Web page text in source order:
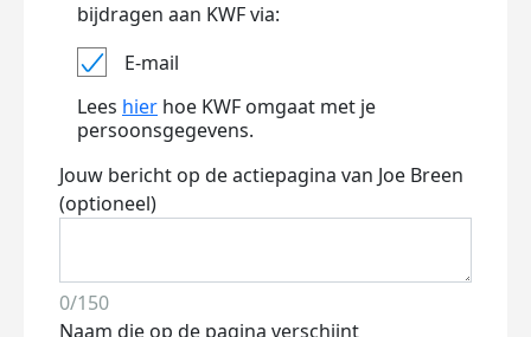
bijdragen aan KWF via:
E-mail
Lees hier hoe KWF omgaat met je
persoonsgegevens.
Jouw bericht op de actiepagina van Joe Breen
(optioneel)
0/150
Naam die op de pagina verschijnt